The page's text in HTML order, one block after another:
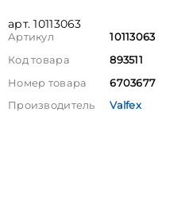
арт. 10113063
Артикул
10113063
Код товара
893511
Номер товара
6703677
Производитель
Valfex